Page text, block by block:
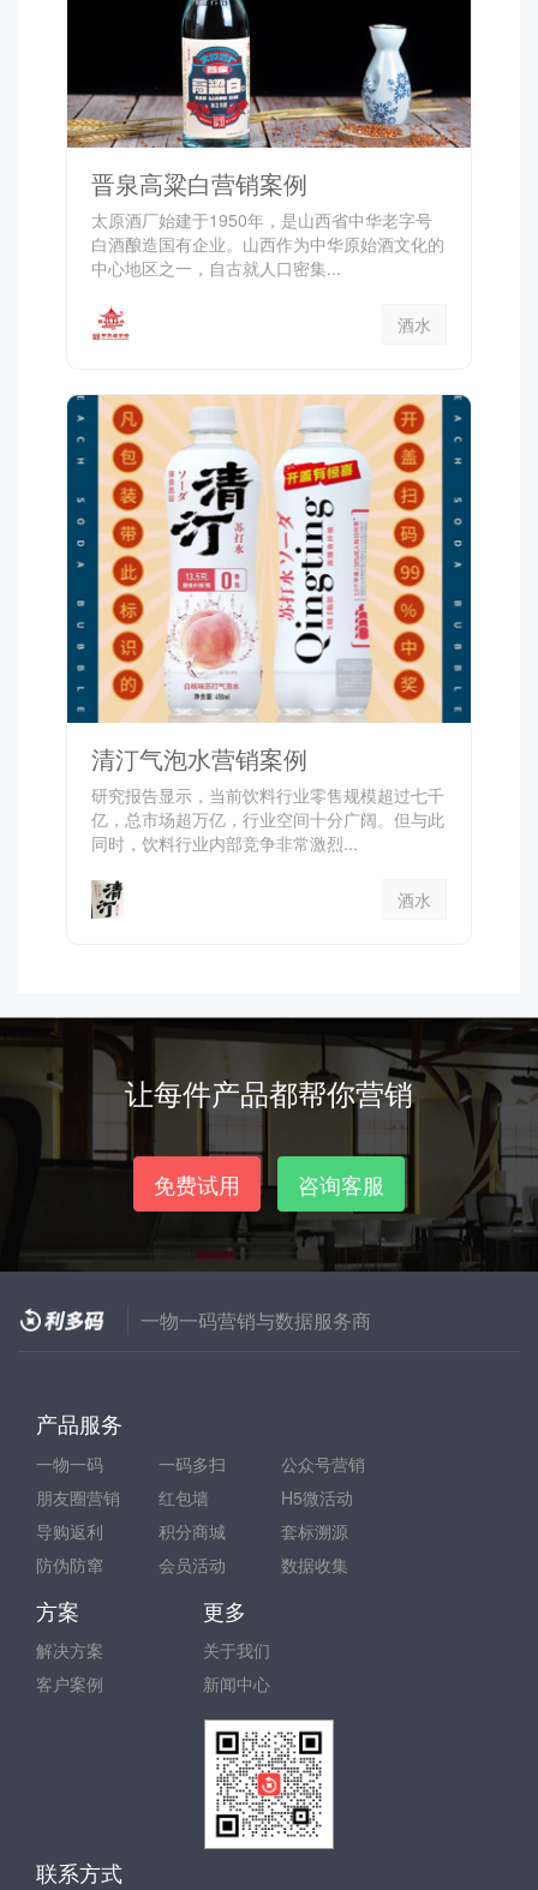
晋泉高粱白营销案例
太原酒厂始建于1950年，是山西省中华老字号
白酒酿造国有企业。山西作为中华原始酒文化的
中心地区之一，自古就人口密集...
酒水
清汀气泡水营销案例
研究报告显示，当前饮料行业零售规模超过七千
亿，总市场超万亿，行业空间十分广阔。但与此
同时，饮料行业内部竞争非常激烈...
酒水
让每件产品都帮你营销
免费试用 咨询客服
一物一码营销与数据服务商
产品服务
一物一码 一码多扫
公众号营销
朋友圈营销
红包墙
H5微活动
导购返利
积分商城
套标溯源
防伪防窜
会员活动 数据收集
方案
解决方案
客户案例
更多
关于我们
新闻中心
联系方式